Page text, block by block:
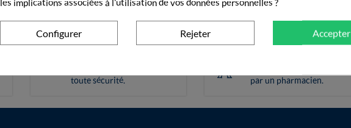
toute sécurité.
par un pharmacien.
Configurer Rejeter Accepter